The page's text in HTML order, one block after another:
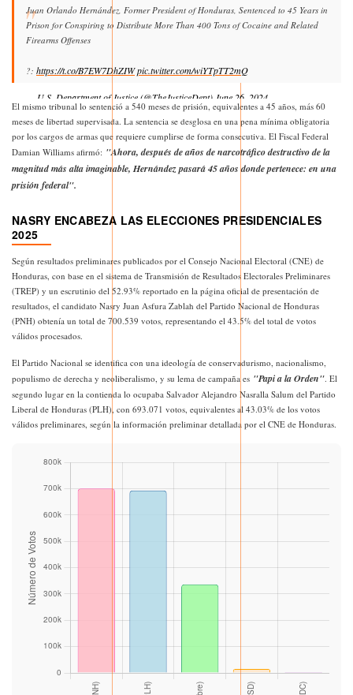
Juan Orlando Hernández, Former President of Honduras, Sentenced to 45 Years in
Prison for Conspiring to Distribute More Than 400 Tons of Cocaine and Related
Firearms Offenses
?: https://t.co/B7EW7DhZIWpic.twitter.com/wiYTpTT2mQ
— U.S. Department of Justice (@TheJusticeDept) June 26, 2024
El mismo tribunal lo sentenció a 540 meses de prisión, equivalentes a 45 años, más 60
meses de libertad supervisada. La sentencia se desglosa en una pena mínima obligatoria
por los cargos de armas que requiere cumplirse de forma consecutiva. El Fiscal Federal
Damian Williams afirmó: "Ahora, después de años de narcotráfico destructivo de la
magnitud más alta imaginable, Hernández pasará 45 años donde pertenece: en una
prisión federal".
NASRY ENCABEZA LAS ELECCIONES PRESIDENCIALES
2025
Según resultados preliminares publicados por el Consejo Nacional Electoral (CNE) de
Honduras, con base en el sistema de Transmisión de Resultados Electorales Preliminares
(TREP) y un escrutinio del 52.93% reportado en la página oficial de presentación de
resultados, el candidato Nasry Juan Asfura Zablah del Partido Nacional de Honduras
(PNH) obtenía un total de 700.539 votos, representando el 43.5% del total de votos
válidos procesados.
El Partido Nacional se identifica con una ideología de conservadurismo, nacionalismo,
populismo de derecha y neoliberalismo, y su lema de campaña es "Papi a la Orden". El
segundo lugar en la contienda lo ocupaba Salvador Alejandro Nasralla Salum del Partido
Liberal de Honduras (PLH), con 693.071 votos, equivalentes al 43.03% de los votos
válidos preliminares, según la información preliminar detallada por el CNE de Honduras.